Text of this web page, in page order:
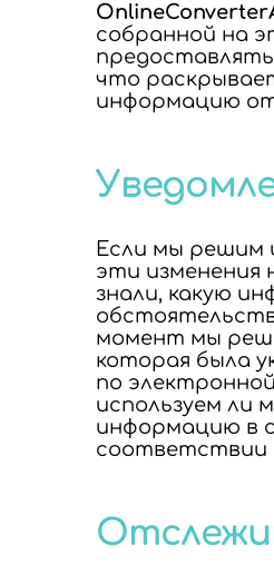
ДЛЯ
собранной на
что
информацию от
Если мы решим
эти изменения
знали, какую
момент мы
которая была
по
используем ли
информацию в
соответствии